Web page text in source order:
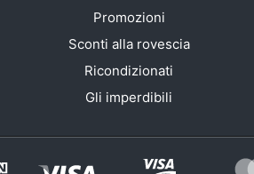
Promozioni
Sconti alla rovescia
Ricondizionati
Gli imperdibili